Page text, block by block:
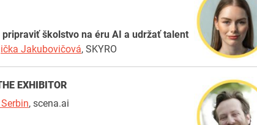
pripraviť školstvo na éru AI a udržať talent
Jakubovičová, SKYRO
EXHIBITOR
, scena.ai